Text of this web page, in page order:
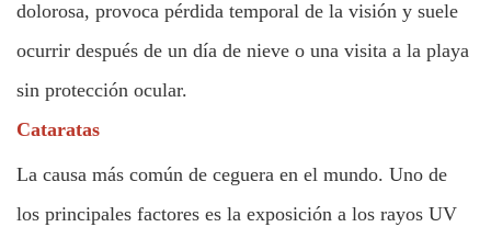
dolorosa, provoca pérdida temporal de la visión y suele
ocurrir después de un día de nieve o una visita a la playa
sin protección ocular.
Cataratas
La causa más común de ceguera en el mundo. Uno de
los principales factores es la exposición a los rayos UV